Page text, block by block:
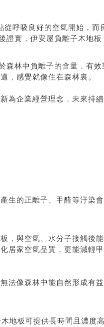
呼吸良好的空氣開始，而
證實，伊安屋負離子木地板
森林中負離子的含量，有
，感覺就像住在森林裏。
為企業經營理念，未來持
生的正離子、甲醛等汙染
，與空氣、水分子接觸後
居家空氣品質，更能減輕
法像森林中能自然形成有
地板可提供長時間且濃度